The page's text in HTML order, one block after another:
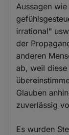
Aussagen
irrational"
der
anderen
ab, weil
Glauben
zuverlässig
Es wurden